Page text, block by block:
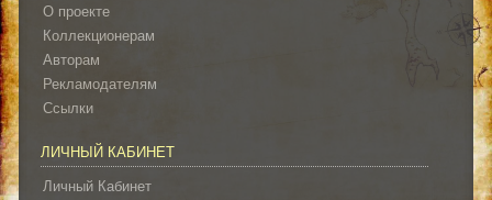
О проекте
Коллекционерам
Авторам
Рекламодателям
Ссылки
ЛИЧНЫЙ КАБИНЕТ
Личный Кабинет